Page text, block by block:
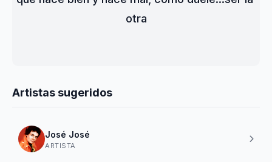
otra
Artistas sugeridos
José José
ARTISTA